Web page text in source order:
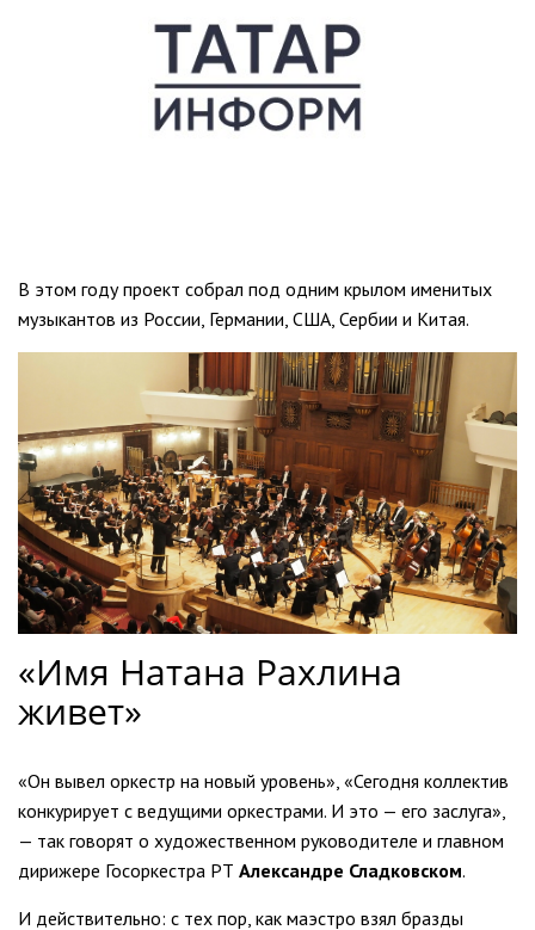
В этом году проект собрал под одним крылом именитых
музыкантов из России, Германии, США, Сербии и Китая.
«Имя Натана Рахлина
живет»
«Он вывел оркестр на новый уровень», «Сегодня коллектив
конкурирует с ведущими оркестрами. И это — его заслуга»,
— так говорят о художественном руководителе и главном
дирижере Госоркестра РТ Александре Сладковском.
И действительно: с тех пор, как маэстро взял бразды